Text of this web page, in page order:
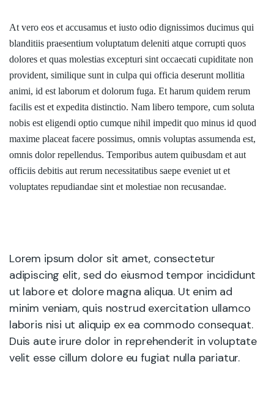
At vero eos et accusamus et iusto odio dignissimos ducimus qui
blanditiis praesentium voluptatum deleniti atque corrupti quos
dolores et quas molestias excepturi sint occaecati cupiditate non
provident, similique sunt in culpa qui officia deserunt mollitia
animi, id est laborum et dolorum fuga. Et harum quidem rerum
facilis est et expedita distinctio. Nam libero tempore, cum soluta
nobis est eligendi optio cumque nihil impedit quo minus id quod
maxime placeat facere possimus, omnis voluptas assumenda est,
omnis dolor repellendus. Temporibus autem quibusdam et aut
officiis debitis aut rerum necessitatibus saepe eveniet ut et
voluptates repudiandae sint et molestiae non recusandae.
Lorem ipsum dolor sit amet, consectetur
adipiscing elit, sed do eiusmod tempor incididunt
ut labore et dolore magna aliqua. Ut enim ad
minim veniam, quis nostrud exercitation ullamco
laboris nisi ut aliquip ex ea commodo consequat.
Duis aute irure dolor in reprehenderit in voluptate
velit esse cillum dolore eu fugiat nulla pariatur.